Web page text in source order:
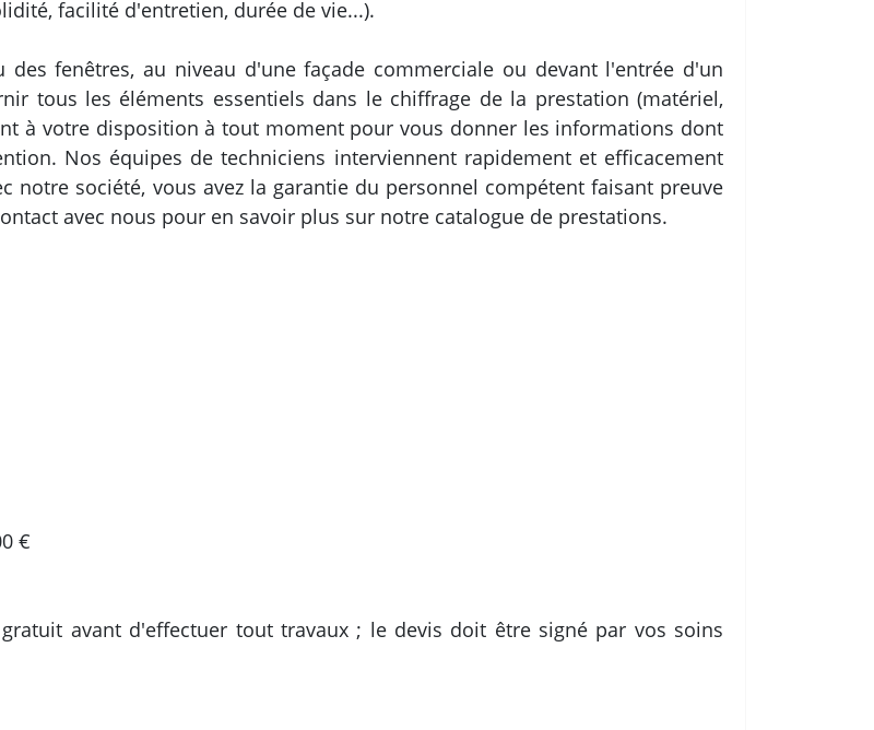
facilité d'entretien, durée de vie...).
fenêtres, au niveau d'une façade commerciale ou devant l'entrée d'un
tous les éléments essentiels dans le chiffrage de la prestation (matériel,
à votre disposition à tout moment pour vous donner les informations dont
Nos équipes de techniciens interviennent rapidement et efficacement
notre société, vous avez la garantie du personnel compétent faisant preuve
avec nous pour en savoir plus sur notre catalogue de prestations.
€
avant d'effectuer tout travaux ; le devis doit être signé par vos soins